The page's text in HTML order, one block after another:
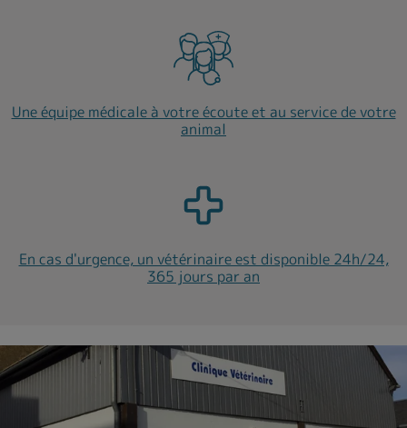
Une équipe médicale à votre écoute et au service de votre
animal
En cas d'urgence, un vétérinaire est disponible 24h/24,
365 jours par an